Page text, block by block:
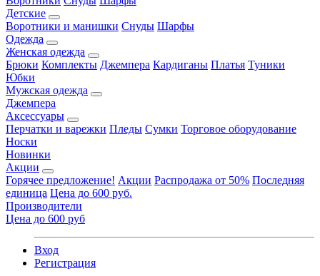
Детские
Воротники и манишки Снуды Шарфы
Одежда
Женская одежда
Брюки Комплекты Джемпера Кардиганы Платья Туники
Юбки
Мужская одежда
Джемпера
Аксессуары
Перчатки и варежки Пледы Сумки Торговое оборудование
Носки
Новинки
Акции
Горячее предложение! Акции Распродажа от 50% Последняя
единица Цена до 600 руб.
Производители
Цена до 600 руб
Вход
Регистрация